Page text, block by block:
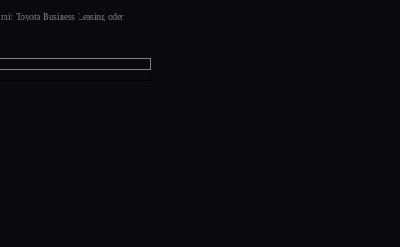
Toyota Business Leasing oder